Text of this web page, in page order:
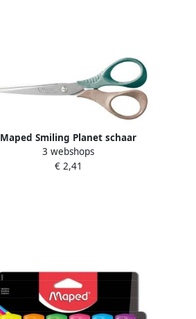
Maped Smiling Planet schaar
Shape 16 cm
3 webshops
€ 2,41